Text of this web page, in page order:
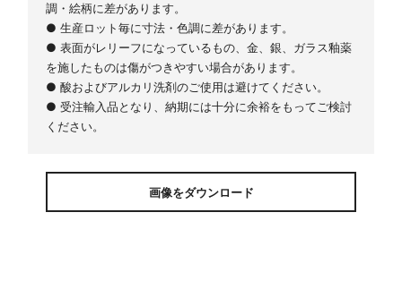
調・絵柄に差があります。
● 生産ロット毎に寸法・色調に差があります。
● 表面がレリーフになっているもの、金、銀、ガラス釉薬
を施したものは傷がつきやすい場合があります。
● 酸およびアルカリ洗剤のご使用は避けてください。
● 受注輸入品となり、納期には十分に余裕をもってご検討
ください。
画像をダウンロード